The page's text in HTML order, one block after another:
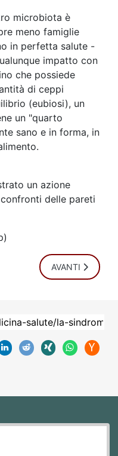
microbiota è
meno famiglie
in perfetta salute -
impatto con
che possiede
di ceppi
(eubiosi), un
un "quarto
sano e in forma, in
un azione
delle pareti
ACIDO-BASE.
ARTICOLO
AVANTI